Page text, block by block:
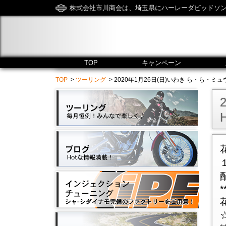
株式会社市川商会は、埼玉県にハーレーダビッドソ
TOP キャンペーン
TOP > ツーリング > 2020年1月26日(日)いわき ら・ら・ミュ